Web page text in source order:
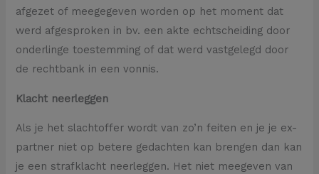
afgezet of meegegeven worden op het moment dat
werd afgesproken in bv. een akte echtscheiding door
onderlinge toestemming of dat werd vastgelegd door
de rechtbank in een vonnis.
Klacht neerleggen
Als je het slachtoffer wordt van zo’n feiten en je je ex-
partner niet op betere gedachten kan brengen dan kan
je een strafklacht neerleggen. Het niet meegeven van